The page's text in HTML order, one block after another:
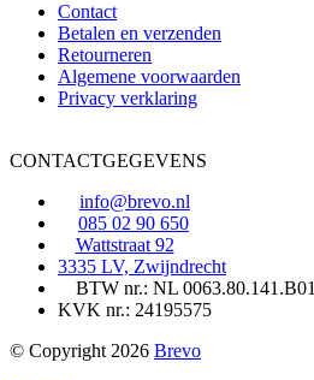
Contact
Betalen en verzenden
Retourneren
Algemene voorwaarden
Privacy verklaring
CONTACTGEGEVENS
info@brevo.nl
085 02 90 650
Wattstraat 92
3335 LV, Zwijndrecht
BTW nr.: NL 0063.80.141.B01
KVK nr.: 24195575
© Copyright 2026 Brevo